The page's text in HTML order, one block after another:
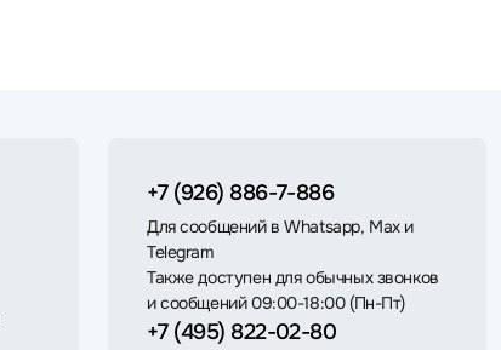
+7 (926) 886-7-886
Для сообщений в Whatsapp, Max и
Telegram
Также доступен для обычных звонков
и сообщений 09:00-18:00 (Пн-Пт)
+7 (495) 822-02-80